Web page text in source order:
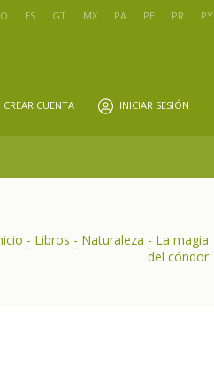
ES GT MX PA PE PR PY
CREAR CUENTA INICIAR SESIÓN
- Libros - Naturaleza - La magia
del cóndor